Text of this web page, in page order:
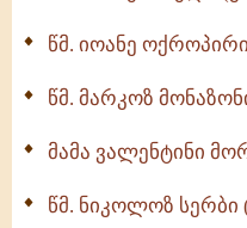
წმ. იოანე
წმ. მარკოზ
მამა ვალენტინი
წმ. ნიკოლოზ სერბი